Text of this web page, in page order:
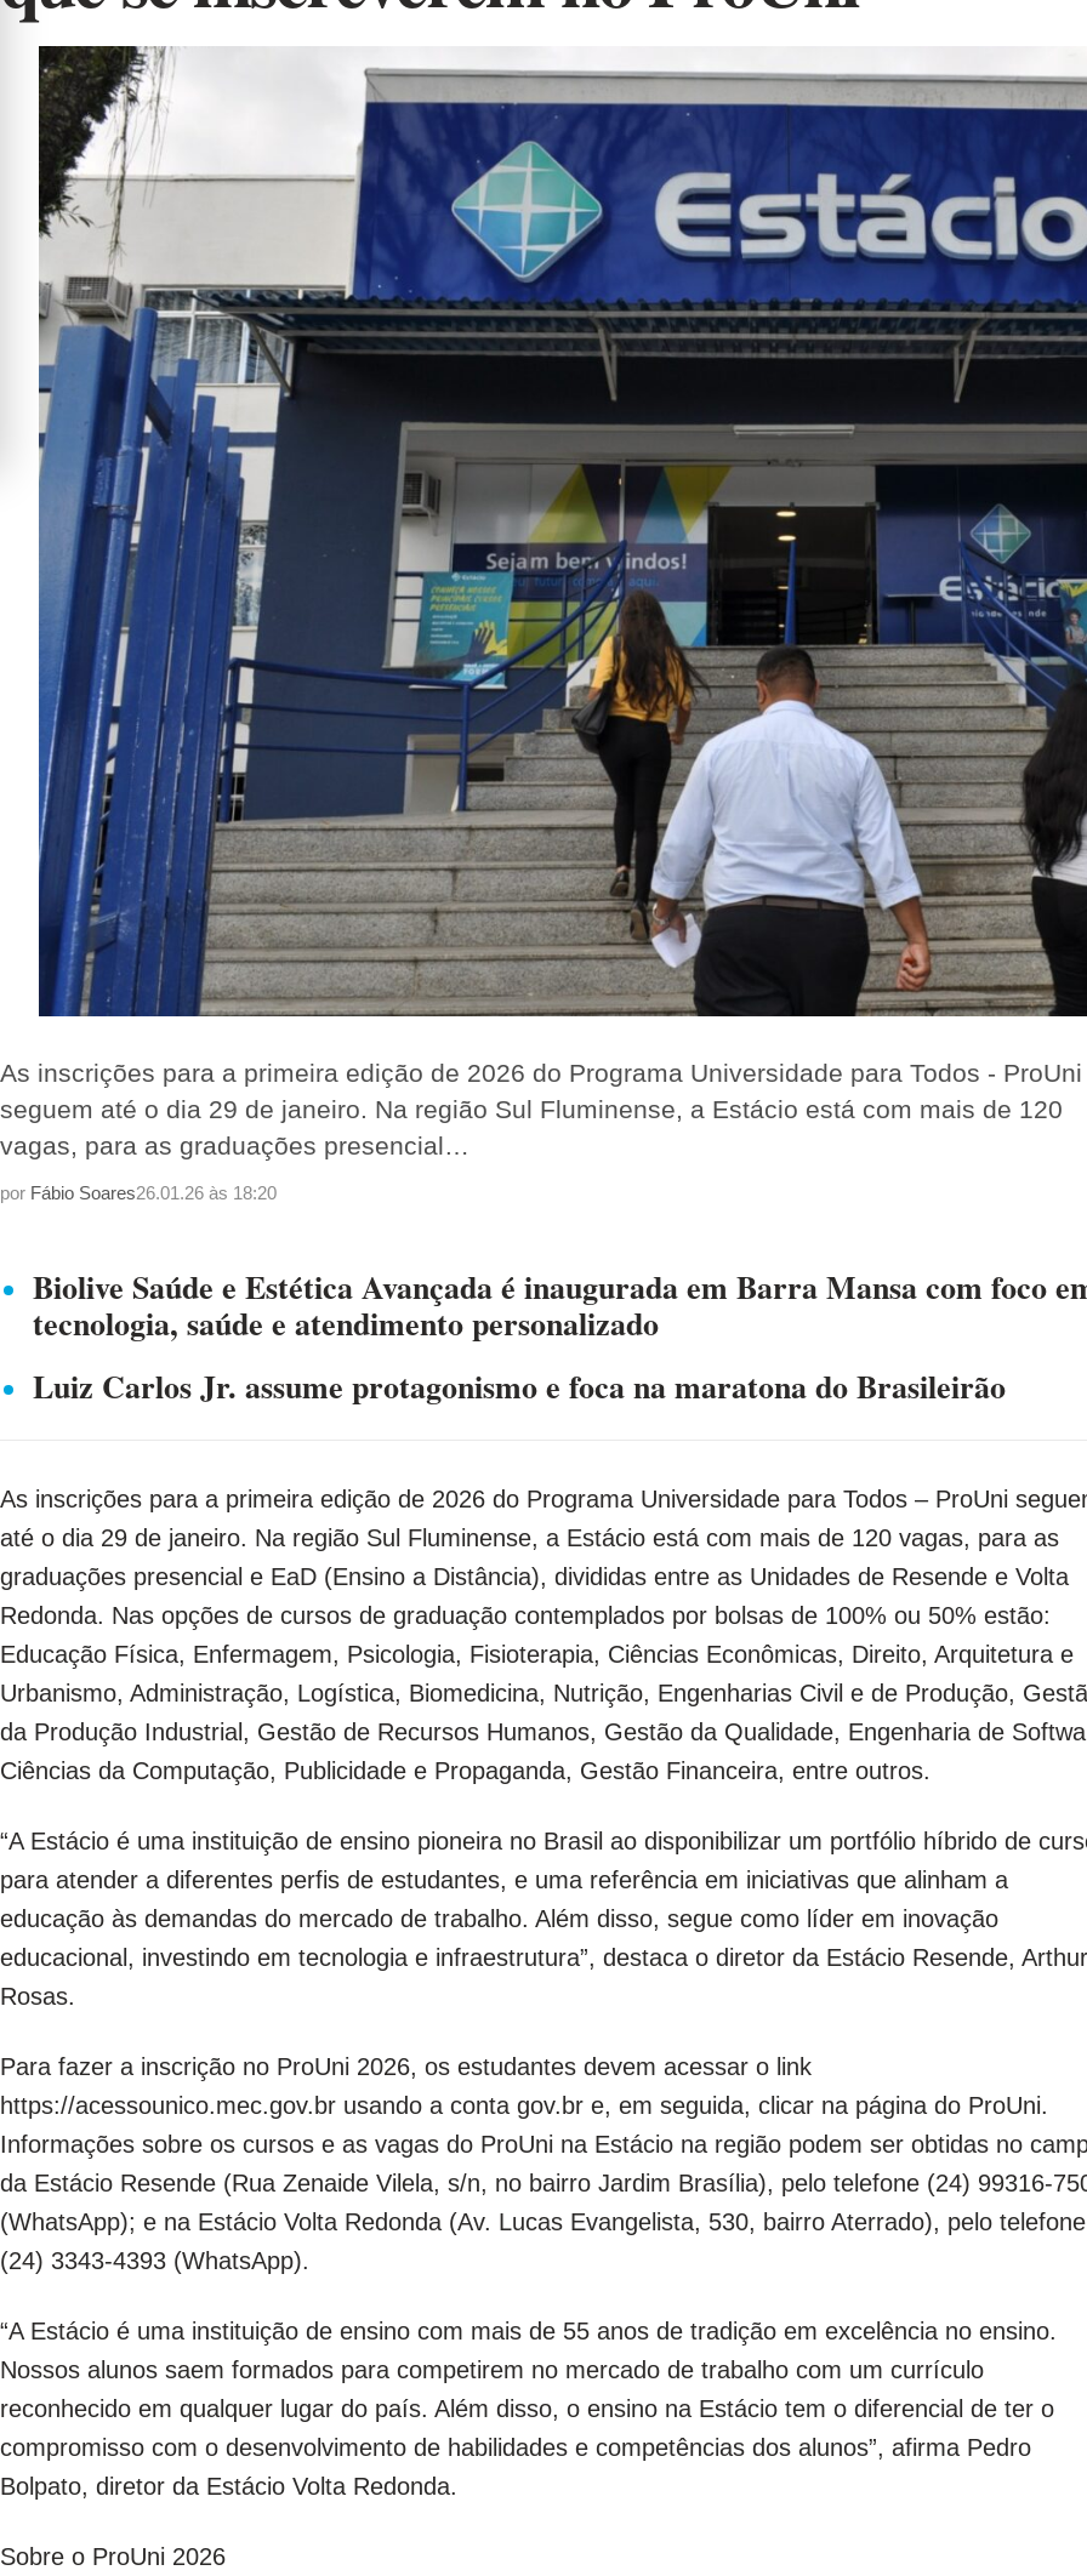
As inscrições para a primeira edição de 2026 do Programa Universidade para Todos - ProUni
seguem até o dia 29 de janeiro. Na região Sul Fluminense, a Estácio está com mais de 120
vagas, para as graduações presencial…
por Fábio Soares26.01.26 às 18:20
Biolive Saúde e Estética Avançada é inaugurada em Barra Mansa com foco
tecnologia, saúde e atendimento personalizado
Luiz Carlos Jr. assume protagonismo e foca na maratona do Brasileirão
As inscrições para a primeira edição de 2026 do Programa Universidade para Todos – ProUni
até o dia 29 de janeiro. Na região Sul Fluminense, a Estácio está com mais de 120 vagas, para as
graduações presencial e EaD (Ensino a Distância), divididas entre as Unidades de Resende e Volta
Redonda. Nas opções de cursos de graduação contemplados por bolsas de 100% ou 50% estão:
Educação Física, Enfermagem, Psicologia, Fisioterapia, Ciências Econômicas, Direito, Arquitetura e
Urbanismo, Administração, Logística, Biomedicina, Nutrição, Engenharias Civil e de Produção,
da Produção Industrial, Gestão de Recursos Humanos, Gestão da Qualidade, Engenharia de
Ciências da Computação, Publicidade e Propaganda, Gestão Financeira, entre outros.
“A Estácio é uma instituição de ensino pioneira no Brasil ao disponibilizar um portfólio híbrido de
para atender a diferentes perfis de estudantes, e uma referência em iniciativas que alinham a
educação às demandas do mercado de trabalho. Além disso, segue como líder em inovação
educacional, investindo em tecnologia e infraestrutura”, destaca o diretor da Estácio Resende, Arthur
Rosas.
Para fazer a inscrição no ProUni 2026, os estudantes devem acessar o link
https://acessounico.mec.gov.br usando a conta gov.br e, em seguida, clicar na página do ProUni.
Informações sobre os cursos e as vagas do ProUni na Estácio na região podem ser obtidas no
da Estácio Resende (Rua Zenaide Vilela, s/n, no bairro Jardim Brasília), pelo telefone (24) 99316-
(WhatsApp); e na Estácio Volta Redonda (Av. Lucas Evangelista, 530, bairro Aterrado), pelo telefone
(24) 3343-4393 (WhatsApp).
“A Estácio é uma instituição de ensino com mais de 55 anos de tradição em excelência no ensino.
Nossos alunos saem formados para competirem no mercado de trabalho com um currículo
reconhecido em qualquer lugar do país. Além disso, o ensino na Estácio tem o diferencial de ter o
compromisso com o desenvolvimento de habilidades e competências dos alunos”, afirma Pedro
Bolpato, diretor da Estácio Volta Redonda.
Sobre o ProUni 2026